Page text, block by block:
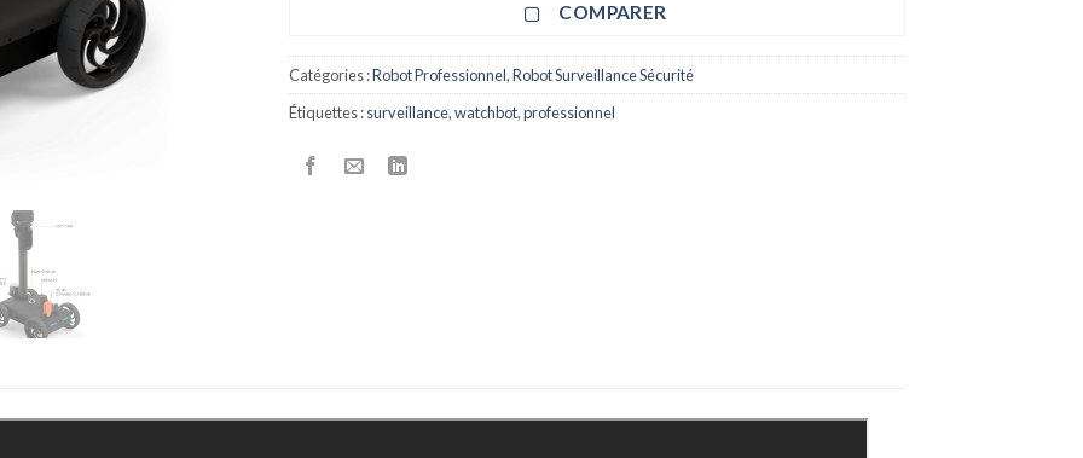
COMPARER
Catégories :Robot Professionnel,Robot Surveillance Sécurité
Étiquettes :surveillance,watchbot,professionnel